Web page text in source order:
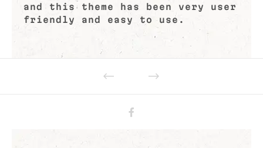
and this theme has been very user
friendly and easy to use.